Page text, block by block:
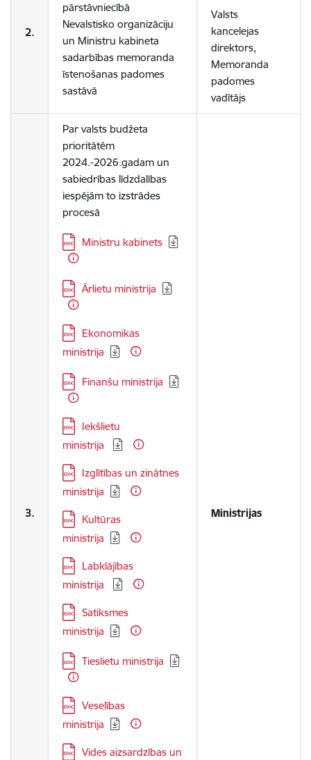
2.
pārstāvniecībā
Nevalstisko organizāciju
un Ministru kabineta
sadarbības memoranda
īstenošanas padomes
sastāvā
Valsts
kancelejas
direktors,
Memoranda
padomes
vadītājs
3.
Par valsts budžeta
prioritātēm
2024.-2026.gadam un
sabiedrības līdzdalības
iespējām to izstrādes
procesā
Lejupielādēt:
Ministru kabinets
Lejupielādēt:
Ārlietu ministrija
Lejupielādēt:
Ekonomikas
ministrija
Lejupielādēt:
Finanšu ministrija
Lejupielādēt:
Iekšlietu
ministrija
Lejupielādēt:
Izglītības un zinātnes
ministrija
Lejupielādēt:
Kultūras
ministrija
Lejupielādēt:
Labklājības
ministrija
Lejupielādēt:
Satiksmes
ministrija
Lejupielādēt:
Tieslietu ministrija
Lejupielādēt:
Veselības
ministrija
Lejupielādēt:
Vides aizsardzības un
Ministrijas